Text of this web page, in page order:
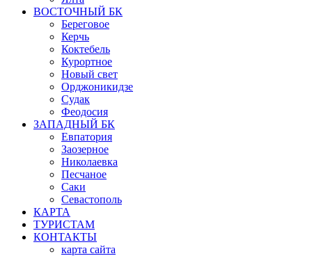
ВОСТОЧНЫЙ БК
Береговое
Керчь
Коктебель
Курортное
Новый свет
Орджоникидзе
Судак
Феодосия
ЗАПАДНЫЙ БК
Евпатория
Заозерное
Николаевка
Песчаное
Саки
Севастополь
КАРТА
ТУРИСТАМ
КОНТАКТЫ
карта сайта